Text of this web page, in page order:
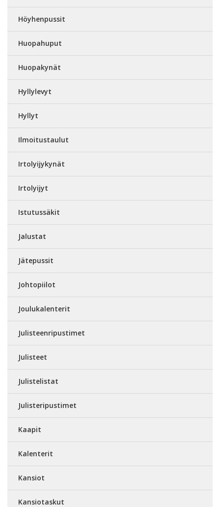
Höyhenpussit
Huopahuput
Huopakynät
Hyllylevyt
Hyllyt
Ilmoitustaulut
Irtolyijykynät
Irtolyijyt
Istutussäkit
Jalustat
Jätepussit
Johtopiilot
Joulukalenterit
Julisteenripustimet
Julisteet
Julistelistat
Julisteripustimet
Kaapit
Kalenterit
Kansiot
Kansiotaskut